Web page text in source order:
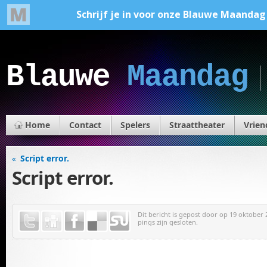
BlauweMaandag
Home Contact Spelers Straattheater
« Script error.
Script error.
Dit bericht is gepost door op 19 oktober
pings zijn gesloten.